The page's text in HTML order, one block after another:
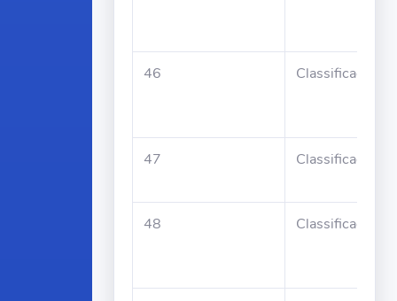
46 Classificado
47 Classificado
48 Classificado